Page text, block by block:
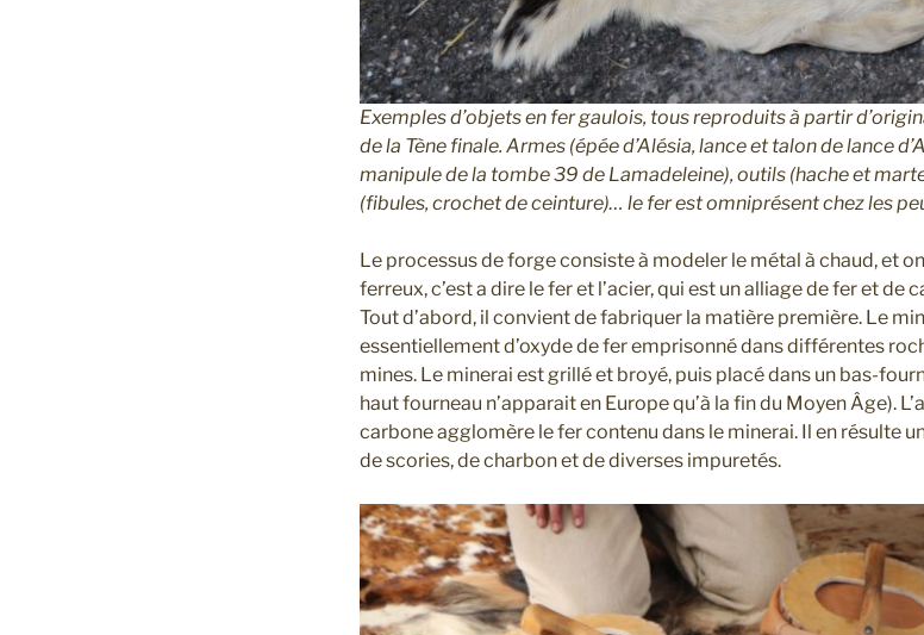
Exemples d’objets en fer gaulois, tous reproduits à partir
de la Tène finale. Armes (épée d’Alésia, lance et talon de lance
manipule de la tombe 39 de Lamadeleine), outils (hache et
(fibules, crochet de ceinture)… le fer est omniprésent chez les
Le processus de forge consiste à modeler le métal à chaud, et
ferreux, c’est a dire le fer et l’acier, qui est un alliage de fer et de
Tout d’abord, il convient de fabriquer la matière première. Le
essentiellement d’oxyde de fer emprisonné dans différentes
mines. Le minerai est grillé et broyé, puis placé dans un bas-
haut fourneau n’apparait en Europe qu’à la fin du Moyen Âge).
carbone agglomère le fer contenu dans le minerai. Il en résulte
de scories, de charbon et de diverses impuretés.